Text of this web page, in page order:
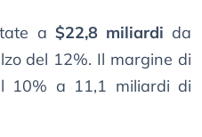
a $22,8 miliardi da
del 12%. Il margine di
10% a 11,1 miliardi di